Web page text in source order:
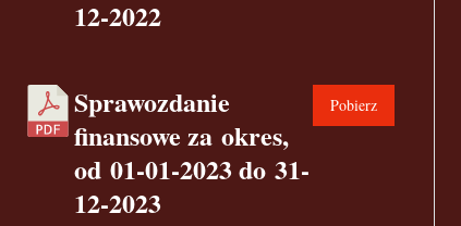
12-2022
Sprawozdanie
finansowe za okres,
od 01-01-2023 do 31-
12-2023
Pobierz